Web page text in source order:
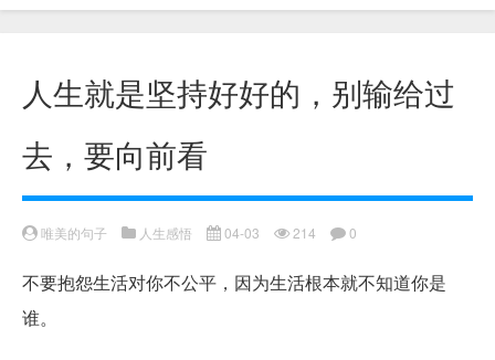
人生就是坚持好好的，别输给过
去，要向前看
唯美的句子 人生感悟 04-03 214 0
不要抱怨生活对你不公平，因为生活根本就不知道你是
谁。